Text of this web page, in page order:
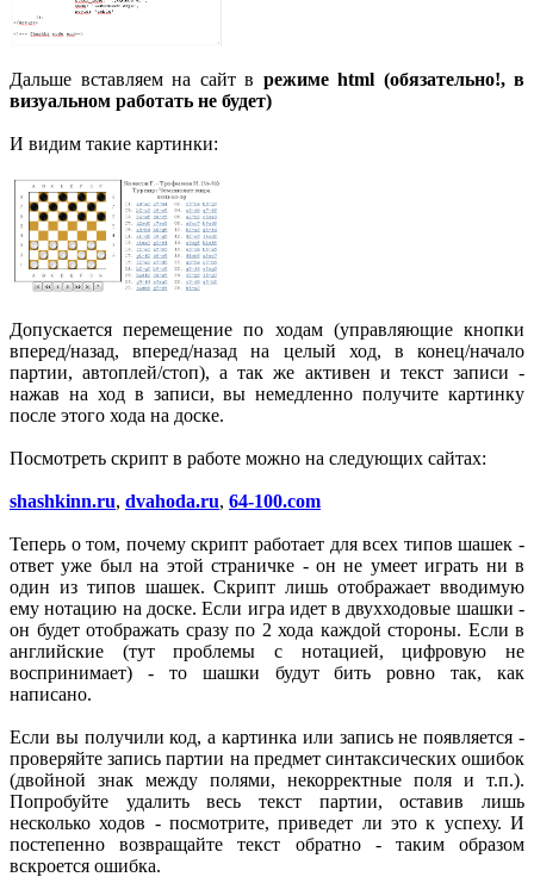
Дальше вставляем на сайт в режиме html (обязательно!, в
визуальном работать не будет)
И видим такие картинки:
Допускается перемещение по ходам (управляющие кнопки
вперед/назад, вперед/назад на целый ход, в конец/начало
партии, автоплей/стоп), а так же активен и текст записи -
нажав на ход в записи, вы немедленно получите картинку
после этого хода на доске.
Посмотреть скрипт в работе можно на следующих сайтах:
shashkinn.ru, dvahoda.ru, 64-100.com
Теперь о том, почему скрипт работает для всех типов шашек -
ответ уже был на этой страничке - он не умеет играть ни в
один из типов шашек. Скрипт лишь отображает вводимую
ему нотацию на доске. Если игра идет в двухходовые шашки -
он будет отображать сразу по 2 хода каждой стороны. Если в
английские (тут проблемы с нотацией, цифровую не
воспринимает) - то шашки будут бить ровно так, как
написано.
Если вы получили код, а картинка или запись не появляется -
проверяйте запись партии на предмет синтаксических ошибок
(двойной знак между полями, некорректные поля и т.п.).
Попробуйте удалить весь текст партии, оставив лишь
несколько ходов - посмотрите, приведет ли это к успеху. И
постепенно возвращайте текст обратно - таким образом
вскроется ошибка.